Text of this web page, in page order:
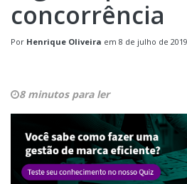
concorrência
Por Henrique Oliveira em 8 de julho de 2019
8 minutos para ler